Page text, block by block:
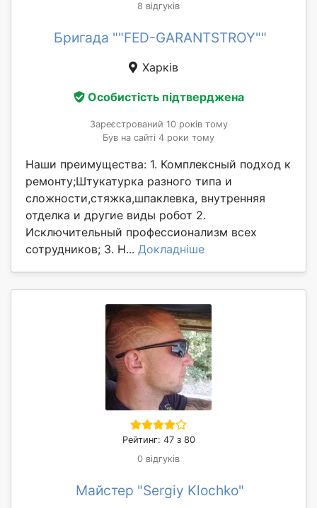
8 відгуків
Бригада ""FED-GARANTSTROY""
Харків
Особистість підтверджена
Зареєстрований 10 років тому
Був на сайті 4 роки тому
Наши преимущества: 1. Комплексный подход к
ремонту;Штукатурка разного типа и
сложности,стяжка,шпаклевка, внутренняя
отделка и другие виды робот 2.
Исключительный профессионализм всех
сотрудников; 3. Н... Докладніше
Рейтинг: 47 з 80
0 відгуків
Майстер "Sergiy Klochko"